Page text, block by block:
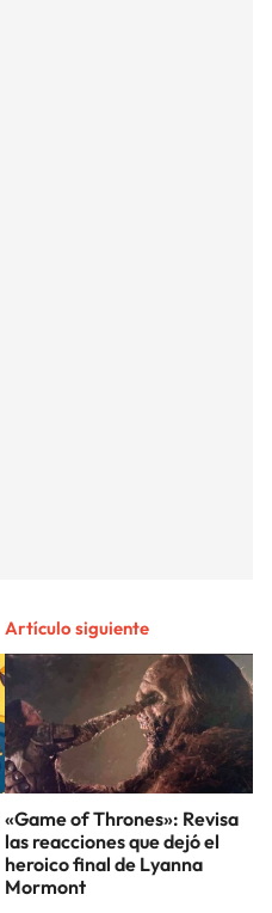
Artículo siguiente
«Game of Thrones»: Revisa
las reacciones que dejó el
heroico final de Lyanna
Mormont